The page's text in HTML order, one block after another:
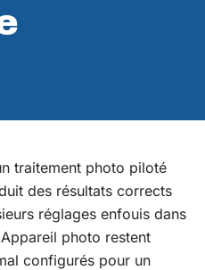
traitement photo piloté
des résultats corrects
réglages enfouis dans
photo restent
configurés pour un